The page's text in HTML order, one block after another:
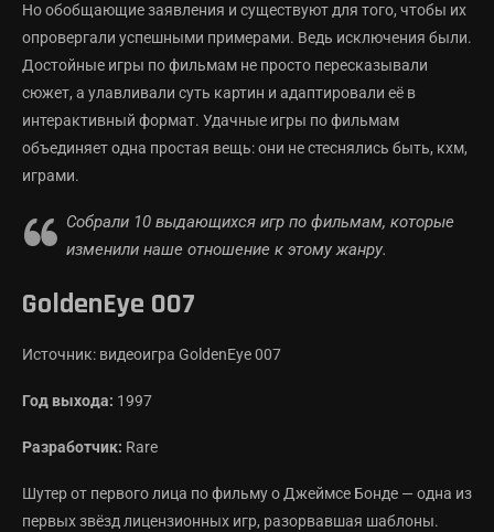
Но обобщающие заявления и существуют для того, чтобы их
опровергали успешными примерами. Ведь исключения были.
Достойные игры по фильмам не просто пересказывали
сюжет, а улавливали суть картин и адаптировали её в
интерактивный формат. Удачные игры по фильмам
объединяет одна простая вещь: они не стеснялись быть, кхм,
играми.
Собрали 10 выдающихся игр по фильмам, которые
изменили наше отношение к этому жанру.
GoldenEye 007
Источник: видеоигра GoldenEye 007
Год выхода: 1997
Разработчик: Rare
Шутер от первого лица по фильму о Джеймсе Бонде — одна из
первых звёзд лицензионных игр, разорвавшая шаблоны.